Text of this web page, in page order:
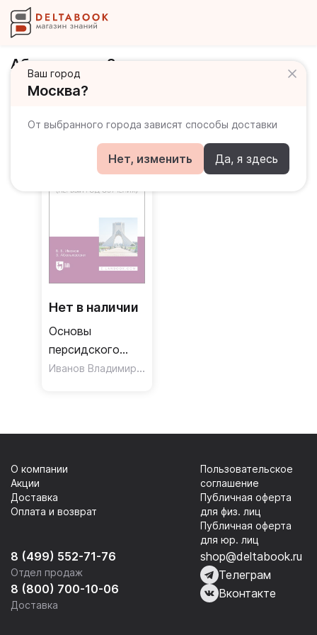
Ваш город
Москва?
От выбранного города зависят способы доставки
Нет, изменить Да, я здесь
Абольхасани Захра
Книги автора
Нет в наличии
Основы
персидского
языка. Первый
Иванов Владимир Борисович
8 (499) 552-71-76
Отдел продаж
8 (800) 700-10-06
Доставка
О компании
Акции
Доставка
Оплата и возврат
Пользовательское
соглашение
Публичная оферта
для физ. лиц
Публичная оферта
для юр. лиц
shop@deltabook.ru
Телеграм
Вконтакте